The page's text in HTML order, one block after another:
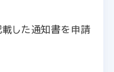
した通知書を申請